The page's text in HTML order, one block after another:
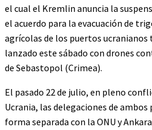
el cual el Kremlin anuncia la
el acuerdo para la evacuación de
agrícolas de los puertos ucranianos
lanzado este sábado con drones
de Sebastopol (Crimea).
El pasado 22 de julio, en pleno
Ucrania, las delegaciones de ambos
forma separada con la ONU y